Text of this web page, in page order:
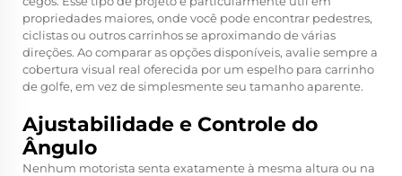
propriedades maiores, onde você pode encontrar pedestres,
ciclistas ou outros carrinhos se aproximando de várias
direções. Ao comparar as opções disponíveis, avalie sempre a
cobertura visual real oferecida por um espelho para carrinho
de golfe, em vez de simplesmente seu tamanho aparente.
Ajustabilidade e Controle do
Ângulo
Nenhum motorista senta exatamente à mesma altura ou na